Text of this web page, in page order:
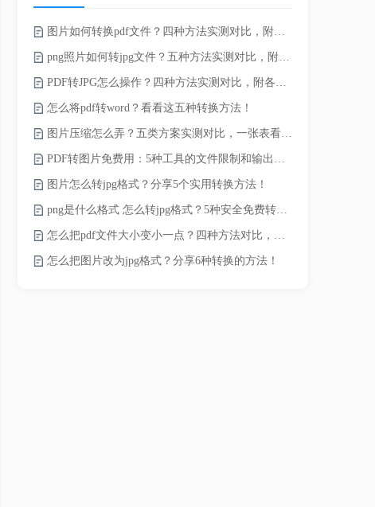
图片如何转换pdf文件？四种方法实测对比，附各场景最优选！
png照片如何转jpg文件？五种方法实测对比，附各场景最优选!！
PDF转JPG怎么操作？四种方法实测对比，附各场景最优选！
怎么将pdf转word？看看这五种转换方法！
图片压缩怎么弄？五类方案实测对比，一张表看懂怎么选！
PDF转图片免费用：5种工具的文件限制和输出质量对比！
图片怎么转jpg格式？分享5个实用转换方法！
png是什么格式 怎么转jpg格式？5种安全免费转换方法全解析！
怎么把pdf文件大小变小一点？四种方法对比，一看就懂！
怎么把图片改为jpg格式？分享6种转换的方法！